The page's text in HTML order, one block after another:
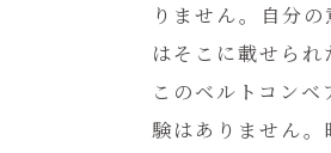
りません。自分
はそこに載せられ
このベルトコン
験はありません。